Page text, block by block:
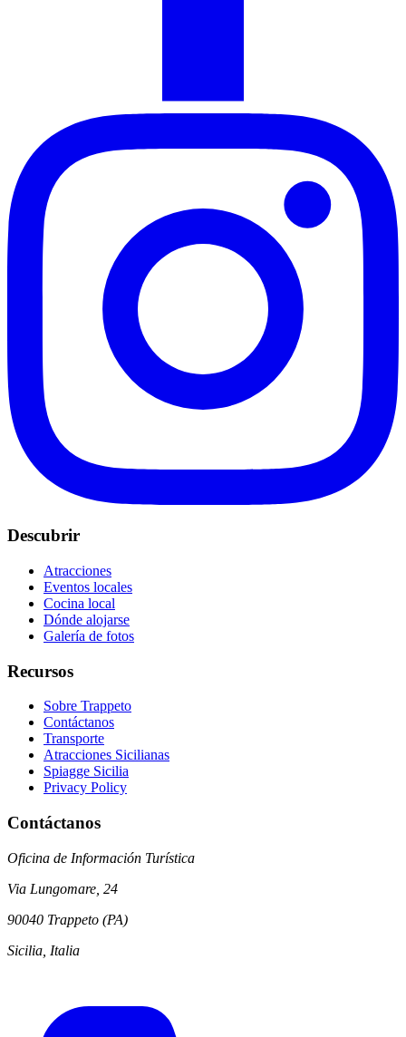
Descubrir
Atracciones
Eventos locales
Cocina local
Dónde alojarse
Galería de fotos
Recursos
Sobre Trappeto
Contáctanos
Transporte
Atracciones Sicilianas
Spiagge Sicilia
Privacy Policy
Contáctanos
Oficina de Información Turística
Via Lungomare, 24
90040 Trappeto (PA)
Sicilia, Italia